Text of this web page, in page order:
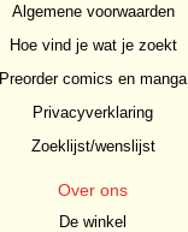
Algemene voorwaarden
Hoe vind je wat je zoekt
Preorder comics en manga
Privacyverklaring
Zoeklijst/wenslijst
Over ons
De winkel